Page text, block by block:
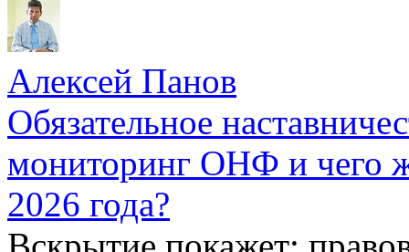
Алексей Панов
Обязательное
мониторинг ОНФ и чего
2026 года?